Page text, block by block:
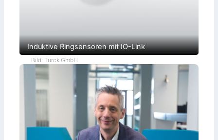
Induktive Ringsensoren mit IO-Link
Bild: Turck GmbH